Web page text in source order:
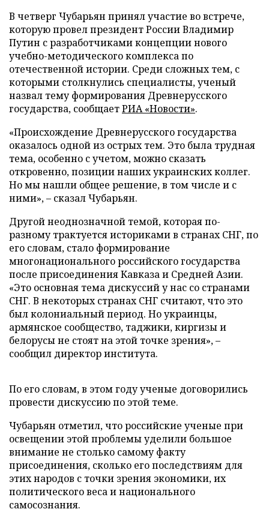
В четверг Чубарьян принял участие во встрече,
которую провел президент России Владимир
Путин с разработчиками концепции нового
учебно-методического комплекса по
отечественной истории. Среди сложных тем, с
которыми столкнулись специалисты, ученый
назвал тему формирования Древнерусского
государства, сообщаетРИА «Новости».
«Происхождение Древнерусского государства
оказалось одной из острых тем. Это была трудная
тема, особенно с учетом, можно сказать
откровенно, позиции наших украинских коллег.
Но мы нашли общее решение, в том числе и с
ними»,– сказал Чубарьян.
Другой неоднозначной темой, которая по-
разному трактуется историками в странах СНГ, по
его словам, стало формирование
многонационального российского государства
после присоединения Кавказа и Средней Азии.
«Это основная тема дискуссий у нас со странами
СНГ. В некоторых странах СНГ считают, что это
был колониальный период. Но украинцы,
армянское сообщество, таджики, киргизы и
белорусы не стоят на этой точке зрения»,–
сообщил директор института.
По его словам, в этом году ученые договорились
провести дискуссию по этой теме.
Чубарьян отметил, что российские ученые при
освещении этой проблемы уделили большое
внимание не столько самому факту
присоединения, сколько его последствиям для
этих народов с точки зрения экономики, их
политического веса и национального
самосознания.